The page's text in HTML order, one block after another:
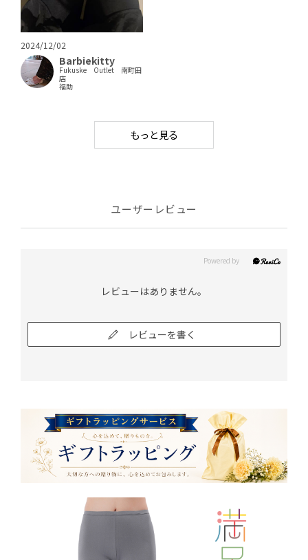
2024/12/02
Barbiekitty
Fukuske Outlet 南町田
店
福助
もっと見る
ユーザーレビュー
レビューはありません。
レビューを書く